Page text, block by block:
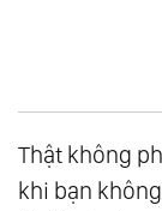
Thật không
khi bạn